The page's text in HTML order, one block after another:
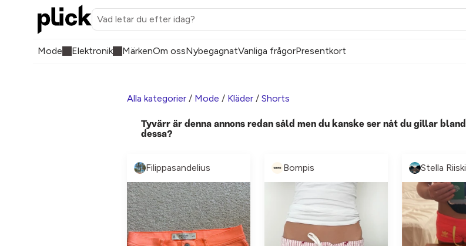
Mode Elektronik MärkenOm ossNybegagnatVanliga frågorPresentkort
Alla kategorier / Mode / Kläder / Shorts
Tyvärr är denna annons redan såld men du kanske ser nåt du gillar bland
dessa?
Filippasandelius Bompis Stella Riiski